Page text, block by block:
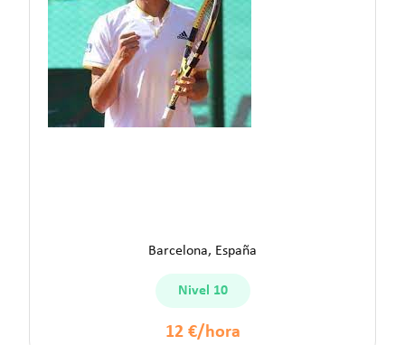
Barcelona, España
Nivel 10
12 €/hora